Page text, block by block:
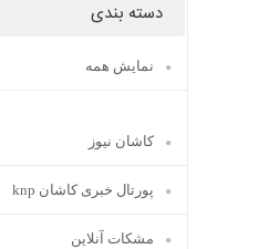
دسته بندی
نمایش همه
کاشان نیوز
پورتال خبری كاشان knp
مشکات آنلاین